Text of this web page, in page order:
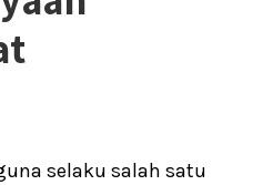
selaku salah satu